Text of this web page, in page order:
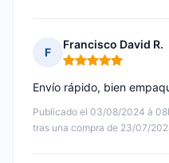
F
Francisco David R.
Nota: 5 de 5
Publicado el 03/08/2024 à
tras una compra de 23/07/
Envío rápido, bien